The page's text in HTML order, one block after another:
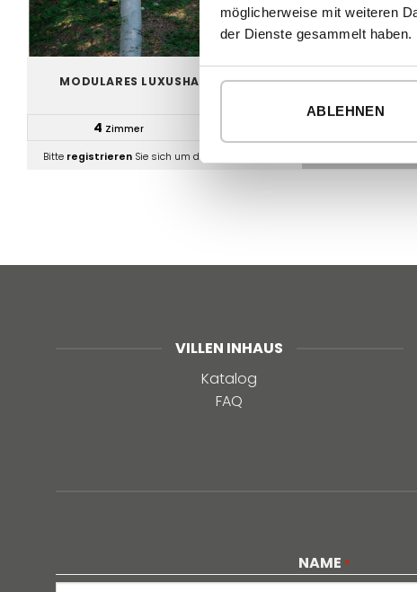
möglicherweise mit weiteren
der Dienste gesammelt haben.
ABLEHNEN
MODULARES LUXUSHAUS MIT ARCHITEKTONISCHER
4 Zimmer
Bitte registrieren Sie sich um die Preise zu sehen
VILLEN INHAUS
Katalog
FAQ
NAME *